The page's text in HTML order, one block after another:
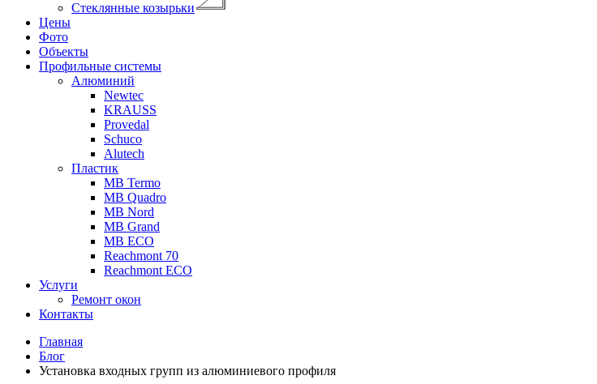
Стеклянные козырьки
Цены
Фото
Объекты
Профильные системы
Алюминий
Newtec
KRAUSS
Provedal
Schuco
Аlutech
Пластик
MB Termo
MB Quadro
MB Nord
MB Grand
MB ECO
Reachmont 70
Reachmont ECO
Услуги
Ремонт окон
Контакты
Главная
Блог
Установка входных групп из алюминиевого профиля